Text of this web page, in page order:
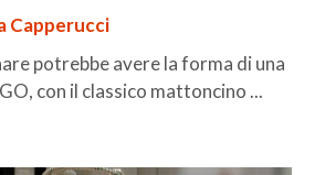
Capperucci
potrebbe avere la forma di una
con il classico mattoncino ...